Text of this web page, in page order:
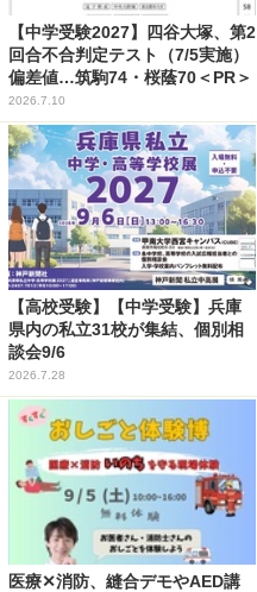
【中学受験2027】四谷大塚、第2
回合不合判定テスト（7/5実施）
偏差値…筑駒74・桜蔭70＜PR＞
2026.7.10
【高校受験】【中学受験】兵庫
県内の私立31校が集結、個別相
談会9/6
2026.7.28
医療✕消防、縫合デモやAED講